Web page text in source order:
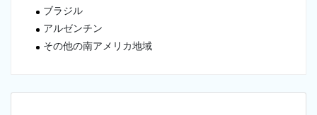
ブラジル
アルゼンチン
その他の南アメリカ地域